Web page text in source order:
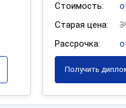
Стоимость:
Старая цена:
Рассрочка:
Получить